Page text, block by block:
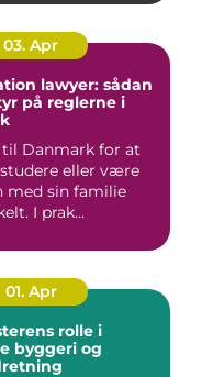
03. Apr
lawyer: sådan
på reglerne i
Danmark for at
eller være
med sin familie
I prak...
01. Apr
rolle i
byggeri og